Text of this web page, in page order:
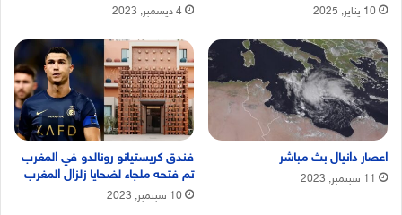
10 يناير, 2025 4 ديسمبر, 2023
اعصار دانيال بث مباشر
11 سبتمبر, 2023
فندق كريستيانو رونالدو في المغرب
تم فتحه ملجاء لضحايا زلزال المغرب
10 سبتمبر, 2023